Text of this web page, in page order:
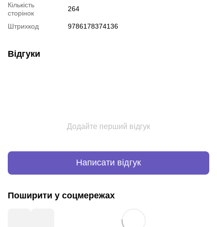
Кількість
сторінок
264
Штрихкод 9786178374136
Відгуки
Додайте перший відгук
Написати відгук
Поширити у соцмережах